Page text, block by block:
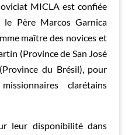
MICLA est confiée
Père Marcos Garnica
maître des novices et
(Province de San José
du Brésil), pour
clarétains
leur disponibilité dans